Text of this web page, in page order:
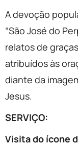
A devoção
“São José do
relatos de
atribuídos às
diante da
Jesus.
SERVIÇO:
Visita do ícone